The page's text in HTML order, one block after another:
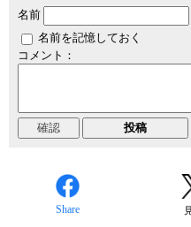
名前
名前を記憶しておく
コメント：
Share